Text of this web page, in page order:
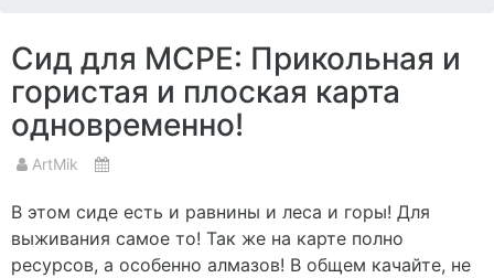
Сид для MCPE: Прикольная и
гористая и плоская карта
одновременно!
ArtMik
В этом сиде есть и равнины и леса и горы! Для
выживания самое то! Так же на карте полно
ресурсов, а особенно алмазов! В общем качайте, не